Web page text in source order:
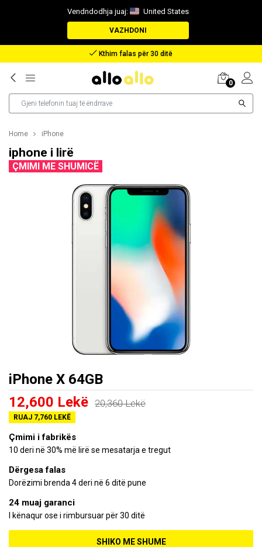
Vendndodhja juaj: United States
VAZHDONI
Kthim falas për 30 ditë
0
Home iPhone
iphone i lirë
ÇMIMI ME SHUMICË
iPhone X 64GB
12,600 Lekë 20,360 Lekë
RUAJ 7,760 LEKË
Çmimi i fabrikës
10 deri në 30% më lirë se mesatarja e tregut
Dërgesa falas
Dorëzimi brenda 4 deri në 6 ditë pune
24 muaj garanci
I kënaqur ose i rimbursuar për 30 ditë
SHIKO ME SHUME